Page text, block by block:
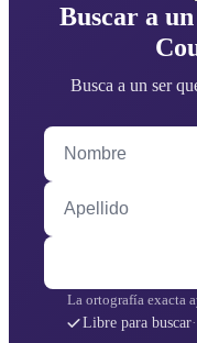
Buscar a
Busca a un ser
Nombre
Apellido
La ortografía exacta
Libre para buscar·